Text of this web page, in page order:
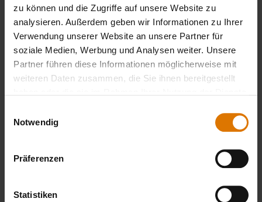
zu können und die Zugriffe auf unsere Website zu
analysieren. Außerdem geben wir Informationen zu Ihrer
Verwendung unserer Website an unsere Partner für
soziale Medien, Werbung und Analysen weiter. Unsere
Partner führen diese Informationen möglicherweise mit
weiteren Daten zusammen, die Sie ihnen bereitgestellt
Notwendig
Präferenzen
Statistiken